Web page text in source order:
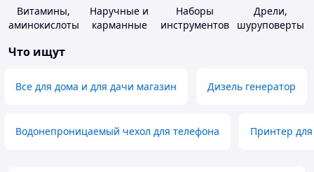
Витамины,
аминокислоты
Наручные и
карманные
Наборы
инструментов
Дрели,
шуруповерты
Что ищут
Все для дома и для дачи магазин Дизель генератор
Водонепроницаемый чехол для телефона Принтер